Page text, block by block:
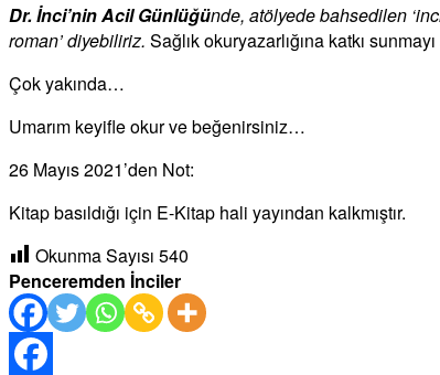
Dr. İnci’nin Acil Günlüğünde, atölyede bahsedilen
roman’ diyebiliriz. Sağlık okuryazarlığına katkı
Çok yakında…
Umarım keyifle okur ve beğenirsiniz…
26 Mayıs 2021’den Not:
Kitap basıldığı için E-Kitap hali yayından kalkmıştır.
Okunma Sayısı 540
Penceremden İnciler